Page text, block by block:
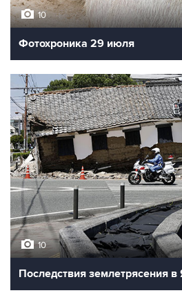
10
Фотохроника 29 июля
10
Последствия землетрясения в